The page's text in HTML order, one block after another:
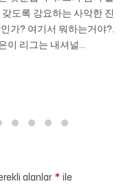
도록 강요하는 사악한 진
가? 여기서 뭐하는거야?.
이 리그는 내셔널...
alanlar * ile